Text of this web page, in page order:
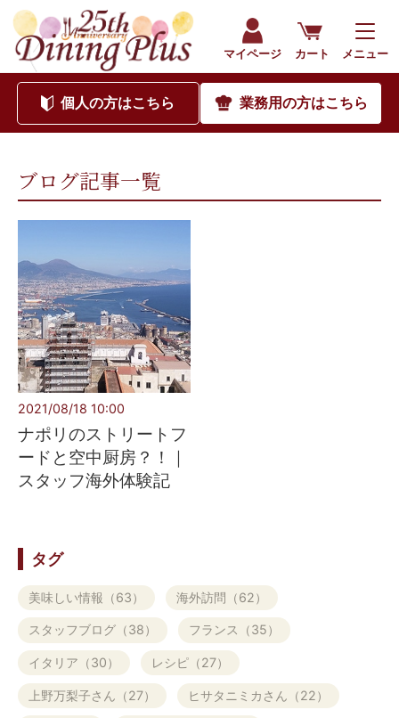
マイページ カート メニュー
個人の方はこちら 業務用の方はこちら
ブログ記事一覧
2021/08/18 10:00
ナポリのストリートフ
ードと空中厨房？！｜
スタッフ海外体験記
タグ
美味しい情報（63） 海外訪問（62）
スタッフブログ（38） フランス（35）
イタリア（30） レシピ（27）
上野万梨子さん（27） ヒサタニミカさん（22）